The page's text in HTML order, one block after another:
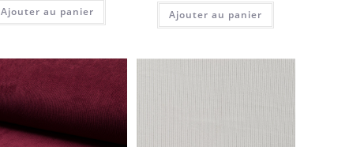
Ajouter au panier Ajouter au panier